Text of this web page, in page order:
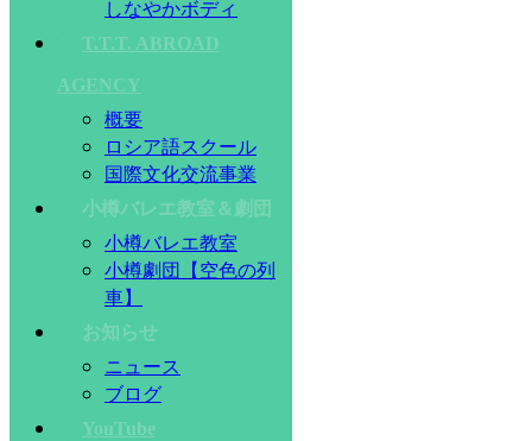
しなやかボディ
T.T.T. ABROAD
AGENCY
概要
ロシア語スクール
国際文化交流事業
小樽バレエ教室＆劇団
小樽バレエ教室
小樽劇団【空色の列
車】
お知らせ
ニュース
ブログ
YouTube